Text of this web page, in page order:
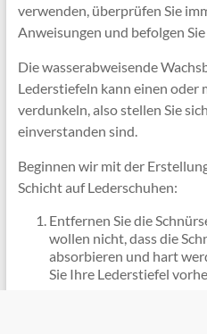
verwenden, überprüfen Sie
Anweisungen und befolgen Sie
Die wasserabweisende
Lederstiefeln kann einen oder
verdunkeln, also stellen Sie
einverstanden sind.
Beginnen wir mit der
Schicht auf Lederschuhen:
Entfernen Sie die
wollen nicht, dass die
absorbieren und hart
Sie Ihre Lederstiefel